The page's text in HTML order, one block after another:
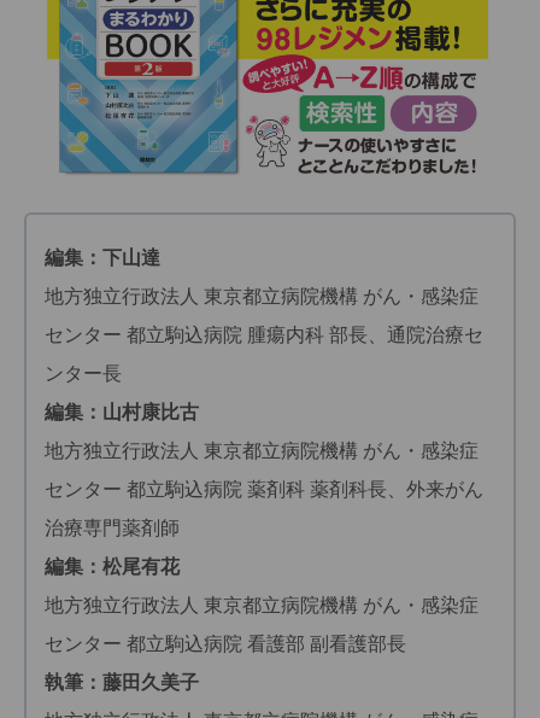
編集：下山達
地方独立行政法人 東京都立病院機構 がん・感染症
センター 都立駒込病院 腫瘍内科 部長、通院治療セ
ンター長
編集：山村康比古
地方独立行政法人 東京都立病院機構 がん・感染症
センター 都立駒込病院 薬剤科 薬剤科長、外来がん
治療専門薬剤師
編集：松尾有花
地方独立行政法人 東京都立病院機構 がん・感染症
センター 都立駒込病院 看護部 副看護部長
執筆：藤田久美子